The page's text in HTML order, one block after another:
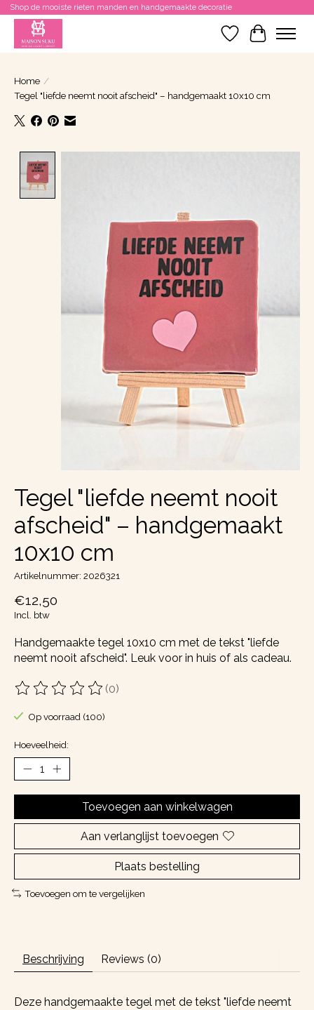
Shop de mooiste rieten manden en handgemaakte decoratie
Verlanglijst
Home /
Tegel "liefde neemt nooit afscheid" – handgemaakt 10x10 cm
Tegel "liefde neemt nooit
afscheid" – handgemaakt
10x10 cm
Artikelnummer: 2026321
€12,50
Incl. btw
Handgemaakte tegel 10x10 cm met de tekst "liefde
neemt nooit afscheid". Leuk voor in huis of als cadeau.
De beoordeling van dit product is
(0)
Op voorraad (100)
Hoeveelheid:
Toevoegen aan winkelwagen
Aan verlanglijst toevoegen
Plaats bestelling
Toevoegen om te vergelijken
Beschrijving Reviews (0)
Deze handgemaakte tegel met de tekst "liefde neemt